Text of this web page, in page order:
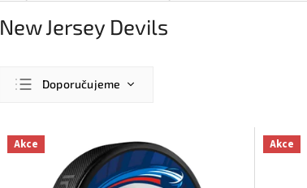
New Jersey Devils
Doporučujeme
Nejprodávanější
V Akce Akce